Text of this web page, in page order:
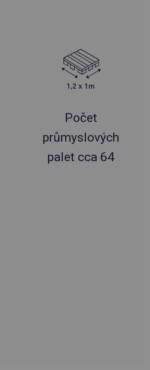
Počet
průmyslových
palet cca 64